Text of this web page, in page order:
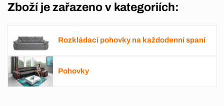
Zboží je zařazeno v kategoriích:
Rozkládací pohovky na každodenní spaní
Pohovky